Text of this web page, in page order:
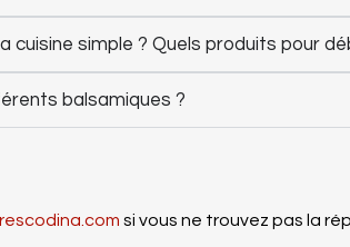
cuisine simple ? Quels produits pour
balsamiques ?
si vous ne trouvez pas la